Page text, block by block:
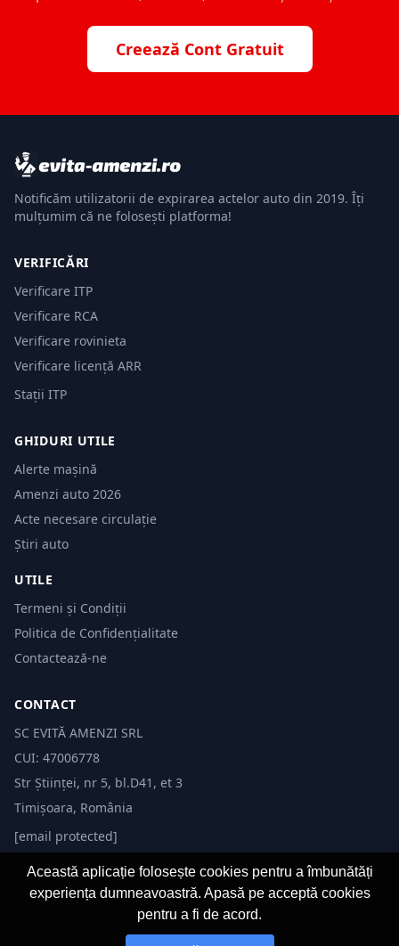
Creează Cont Gratuit
Notificăm utilizatorii de expirarea actelor auto din 2019. Îți
mulțumim că ne folosești platforma!
VERIFICĂRI
Verificare ITP
Verificare RCA
Verificare rovinieta
Verificare licență ARR
Stații ITP
GHIDURI UTILE
Alerte mașină
Amenzi auto 2026
Acte necesare circulație
Știri auto
UTILE
Termeni și Condiții
Politica de Confidențialitate
Contactează-ne
CONTACT
SC EVITĂ AMENZI SRL
CUI: 47006778
Str Științei, nr 5, bl.D41, et 3
Timișoara, România
[email protected]
© 2026 Evită Amenzi. Toate drepturile rezervate.
Această aplicație folosește cookies pentru a îmbunătăți
experiența dumneavoastră. Apasă pe acceptă cookies
pentru a fi de acord.